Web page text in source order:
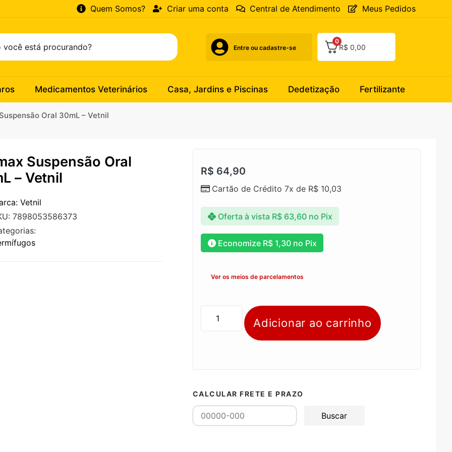
Quem Somos? Criar uma conta Central de Atendimento Meus Pedidos
Entre ou cadastre-se
0
R$ 0,00
Medicamentos Veterinários Casa, Jardins e Piscinas Dedetização Fertilizante
Oral 30mL – Vetnil
Suspensão Oral
– Vetnil
Vetnil
7898053586373
R$ 64,90
Cartão de Crédito 7x de R$10,03
Oferta à vista R$63,60 no Pix
Economize R$1,30no Pix
Ver os meios de parcelamentos
Adicionar ao carrinho
CALCULAR FRETE E PRAZO